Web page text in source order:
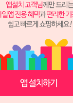
속라벨지-
면용/금색)